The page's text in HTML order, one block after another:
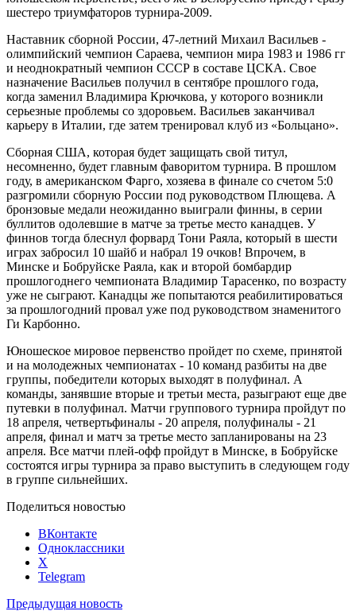
шестеро триумфаторов турнира-2009.
Наставник сборной России, 47-летний Михаил Васильев -
олимпийский чемпион Сараева, чемпион мира 1983 и 1986 гг
и неоднократный чемпион СССР в составе ЦСКА. Свое
назначение Васильев получил в сентябре прошлого года,
когда заменил Владимира Крючкова, у которого возникли
серьезные проблемы со здоровьем. Васильев заканчивал
карьеру в Италии, где затем тренировал клуб из «Больцано».
Сборная США, которая будет защищать свой титул,
несомненно, будет главным фаворитом турнира. В прошлом
году, в американском Фарго, хозяева в финале со счетом 5:0
разгромили сборную России под руководством Плющева. А
бронзовые медали неожиданно выиграли финны, в серии
буллитов одолевшие в матче за третье место канадцев. У
финнов тогда блеснул форвард Тони Раяла, который в шести
играх забросил 10 шайб и набрал 19 очков! Впрочем, в
Минске и Бобруйске Раяла, как и второй бомбардир
прошлогоднего чемпионата Владимир Тарасенко, по возрасту
уже не сыграют. Канадцы же попытаются реабилитироваться
за прошлогодний провал уже под руководством знаменитого
Ги Карбонно.
Юношеское мировое первенство пройдет по схеме, принятой
и на молодежных чемпионатах - 10 команд разбиты на две
группы, победители которых выходят в полуфинал. А
команды, занявшие вторые и третьи места, разыграют еще две
путевки в полуфинал. Матчи группового турнира пройдут по
18 апреля, четвертьфиналы - 20 апреля, полуфиналы - 21
апреля, финал и матч за третье место запланированы на 23
апреля. Все матчи плей-офф пройдут в Минске, в Бобруйске
состоятся игры турнира за право выступить в следующем году
в группе сильнейших.
Поделиться новостью
ВКонтакте
Одноклассники
X
Telegram
Предыдущая новость